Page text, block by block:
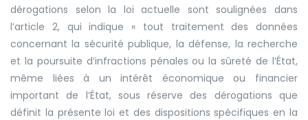
dérogations selon la loi actuelle sont soulignées dans
l’article 2, qui indique « tout traitement des données
concernant la sécurité publique, la défense, la recherche
et la poursuite d’infractions pénales ou la sûreté de l’État,
même liées à un intérêt économique ou financier
important de l’État, sous réserve des dérogations que
définit la présente loi et des dispositions spécifiques en la